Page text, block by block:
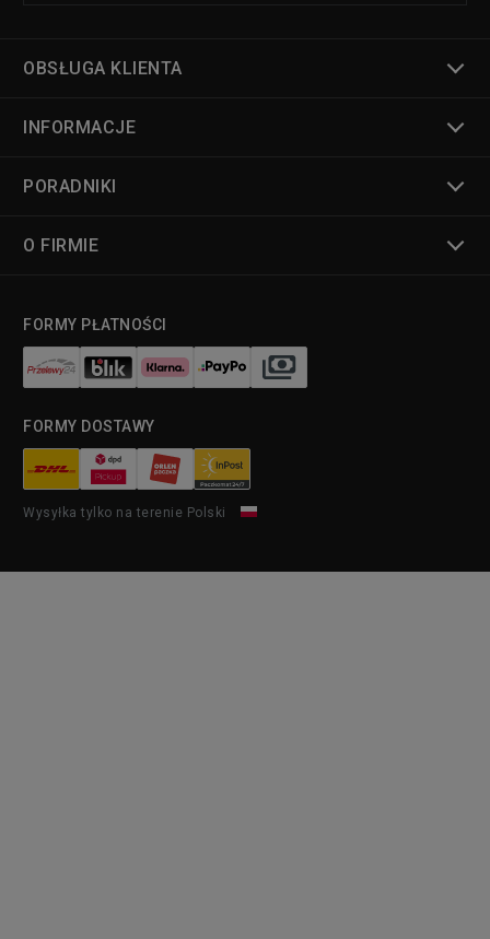
OBSŁUGA KLIENTA
INFORMACJE
PORADNIKI
O FIRMIE
FORMY PŁATNOŚCI
FORMY DOSTAWY
Wysyłka tylko na terenie Polski